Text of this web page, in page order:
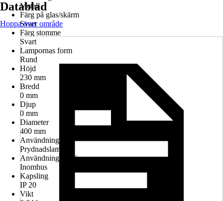
Metall
Färg på glas/skärm
Svart
Färg stomme
Svart
Lampornas form
Rund
Höjd
230 mm
Bredd
0 mm
Djup
0 mm
Diameter
400 mm
Användning
Prydnadslampor
Användningsmiljö
Inomhus
Kapsling
IP 20
Vikt
Datablad
Hoppa över område